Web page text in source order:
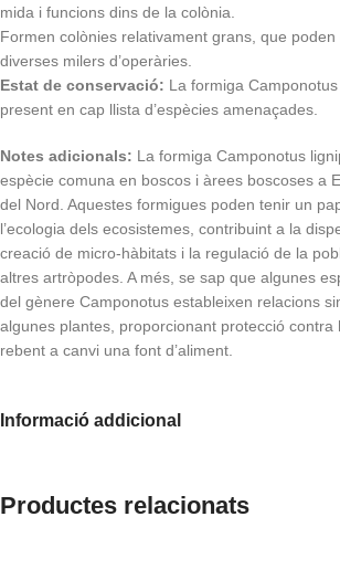
mida i funcions dins de la colònia.
Formen colònies relativament grans, que
diverses milers d’operàries.
Estat de conservació: La formiga
present en cap llista d’espècies amenaçades.
Notes adicionals: La formiga Camponotus
espècie comuna en boscos i àrees boscoses a
del Nord. Aquestes formigues poden tenir un
l’ecologia dels ecosistemes, contribuint a la
creació de micro-hàbitats i la regulació de la
altres artròpodes. A més, se sap que algunes
del gènere Camponotus estableixen relacions
algunes plantes, proporcionant protecció
rebent a canvi una font d’aliment.
Informació addicional
Productes relacionats